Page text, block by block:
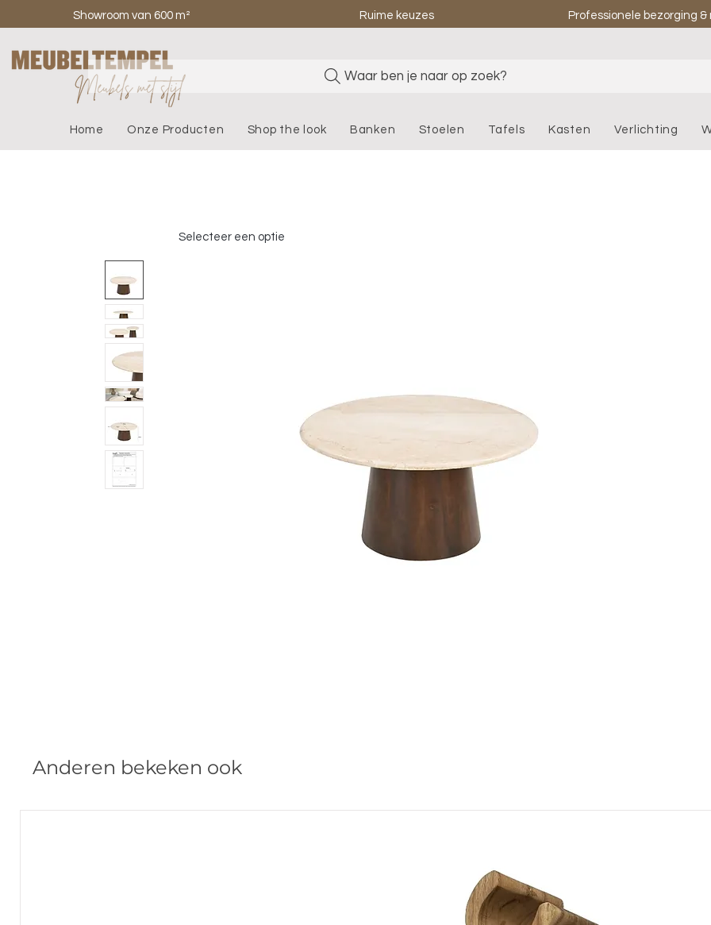
Showroom van 600 m² Ruime keuzes Professionele bezorging
Waar ben je naar op zoek?
Home Onze Producten Shop the look Banken Stoelen Tafels Kasten Verlichting
Selecteer een optie
Anderen bekeken ook